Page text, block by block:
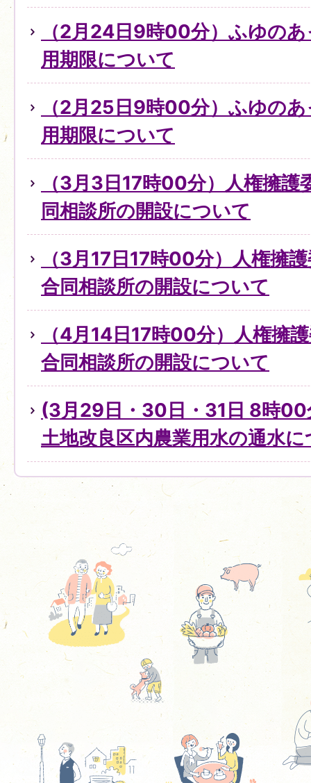
（2月24日9時00分）ふゆの
用期限について
（2月25日9時00分）ふゆの
用期限について
（3月3日17時00分）人権擁護
同相談所の開設について
（3月17日17時00分）人権擁
合同相談所の開設について
（4月14日17時00分）人権擁
合同相談所の開設について
(3月29日・30日・31日 8時
土地改良区内農業用水の通水